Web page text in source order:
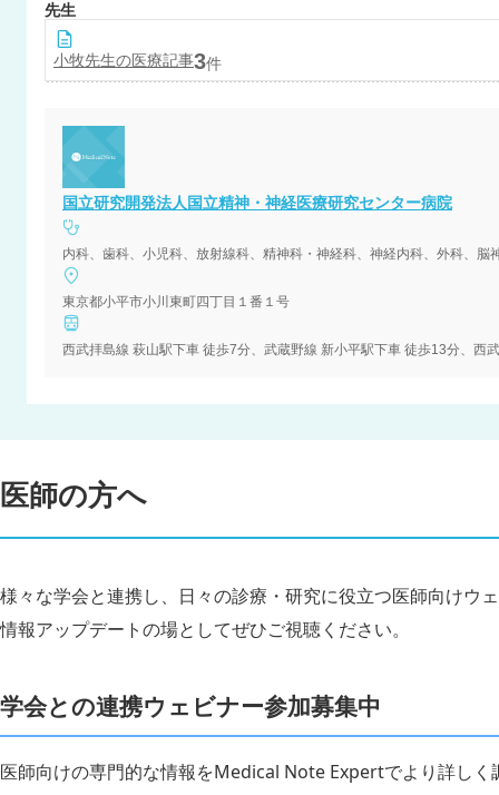
先生
小牧先生の医療記事3件
国立研究開発法人国立精神・神経医療研究センター病院
東京都小平市小川東町四丁目１番１号
西武拝島線 萩山駅下車 徒歩7分、武蔵野線 新小平駅下車 徒歩13分、西
医師の方へ
様々な学会と連携し、日々の診療・研究に役立つ医師向けウ
情報アップデートの場としてぜひご視聴ください。
学会との連携ウェビナー参加募集中
医師向けの専門的な情報をMedical Note Expertでより詳しく